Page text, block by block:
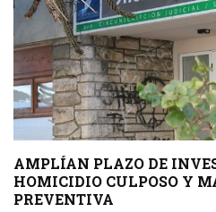
AMPLÍAN PLAZO DE
HOMICIDIO CULPOSO Y
PREVENTIVA